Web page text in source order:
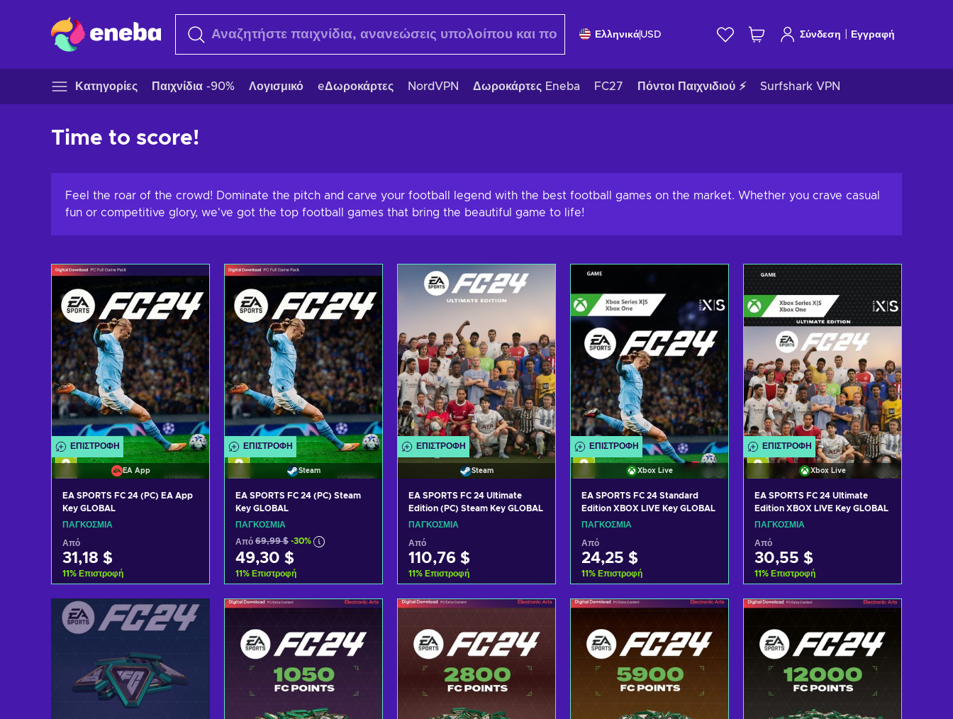
ΕλληνικάUSD Σύνδεση Εγγραφή
Κατηγορίες Παιχνίδια -90% Λογισμικό eΔωροκάρτες NordVPN Δωροκάρτες Eneba FC27 Πόντοι Παιχνιδιού ⚡ Surfshark VPN
Time to score!
Feel the roar of the crowd! Dominate the pitch and carve your football legend with the best football games on the market. Whether you crave casual
fun or competitive glory, we've got the top football games that bring the beautiful game to life!
ΕΠΙΣΤΡΟΦΉ
EA App
EA SPORTS FC 24 (PC) EA App
Key GLOBAL
ΠΑΓΚΌΣΜΙΑ
Από
31,18 $
11% Επιστροφή
Προσθήκη στο καλάθι
Δείτε προσφορές
ΕΠΙΣΤΡΟΦΉ
Steam
EA SPORTS FC 24 (PC) Steam
Key GLOBAL
ΠΑΓΚΌΣΜΙΑ
Από 69,99 $ -30%
49,30 $
11% Επιστροφή
Προσθήκη στο καλάθι
Δείτε προσφορές
ΕΠΙΣΤΡΟΦΉ
Steam
EA SPORTS FC 24 Ultimate
Edition (PC) Steam Key GLOBAL
ΠΑΓΚΌΣΜΙΑ
Από
110,76 $
11% Επιστροφή
Προσθήκη στο καλάθι
Δείτε προσφορές
ΕΠΙΣΤΡΟΦΉ
Xbox Live
EA SPORTS FC 24 Standard
Edition XBOX LIVE Key GLOBAL
ΠΑΓΚΌΣΜΙΑ
Από
24,25 $
11% Επιστροφή
Προσθήκη στο καλάθι
Δείτε προσφορές
ΕΠΙΣΤΡΟΦΉ
Xbox Live
EA SPORTS FC 24 Ultimate
Edition XBOX LIVE Key GLOBAL
ΠΑΓΚΌΣΜΙΑ
Από
30,55 $
11% Επιστροφή
Προσθήκη στο καλάθι
Δείτε προσφορές